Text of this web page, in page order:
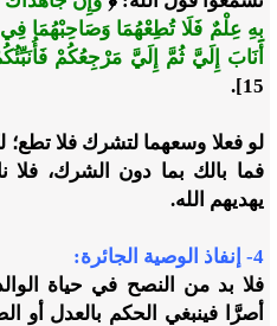
بِهِ عِلْمٌ فَلَا تُطِعْهُمَا وَصَاحِبْهُمَا فِي
أَنَابَ إِلَيَّ ثُمَّ إِلَيَّ مَرْجِعُكُمْ
15].
لو فعلا وسعهما لتشرك فلا
فما بالك بما دون الشرك،
يهديهم الله.
4- إنفاذ الوصية الجائرة:
فلا بد من النصح في حياة
أصرَّا فينبغي الحكم بالعدل أو